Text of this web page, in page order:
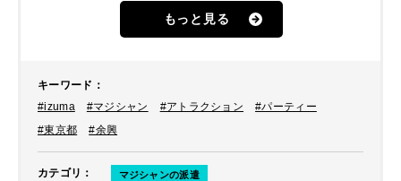
えもあって華やかさもあるマジックシ
ョーをご覧になりたいとのことでし
た。そこで、ご提案したのが和風手品
クの殿堂・ハリウッドのマジックキャ
ッスルにも出演するなど目覚ましい活
躍をしているマジシャンを手配させて
もっと見る
キーワード ：
#izuma
#マジシャン #アトラクション
#パーティー
#東京都
#余興
カテゴリ ： マジシャンの派遣